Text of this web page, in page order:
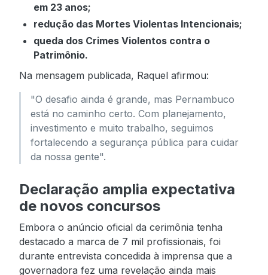
em 23 anos;
redução das Mortes Violentas Intencionais;
queda dos Crimes Violentos contra o
Patrimônio.
Na mensagem publicada, Raquel afirmou:
"O desafio ainda é grande, mas Pernambuco
está no caminho certo. Com planejamento,
investimento e muito trabalho, seguimos
fortalecendo a segurança pública para cuidar
da nossa gente".
Declaração amplia expectativa
de novos concursos
Embora o anúncio oficial da cerimônia tenha
destacado a marca de 7 mil profissionais, foi
durante entrevista concedida à imprensa que a
governadora fez uma revelação ainda mais